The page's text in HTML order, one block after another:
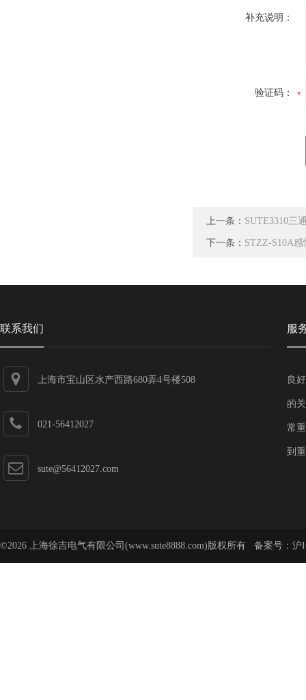
补充说明：
验证码：
上一条： SUTE3310三
下一条： STZZ-S10A
联系我们
上海市宝山区水产西路680弄4号楼508
021-56412027
sute@56412027.com
服
良
的
常
到
©2026 上海徐吉电气有限公司(www.sute8888.com)版权所有 备案号： 沪